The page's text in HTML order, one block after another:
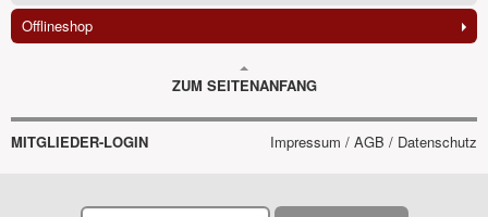
Offlineshop
ZUM SEITENANFANG
MITGLIEDER-LOGIN Impressum / AGB / Datenschutz